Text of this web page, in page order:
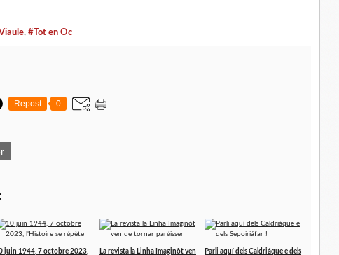
, #Tot en Oc
Repost 0
juin 1944, 7 octobre 2023, La revista la Linha Imaginòt ven Parli aquí dels Caldriáque e dels